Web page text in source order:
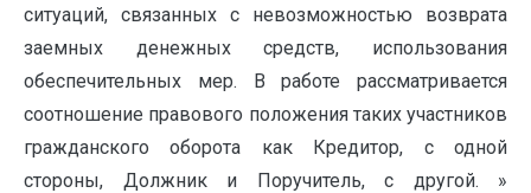
ситуаций, связанных с невозможностью возврата
заемных денежных средств, использования
обеспечительных мер. В работе рассматривается
соотношение правового положения таких участников
гражданского оборота как Кредитор, с одной
стороны, Должник и Поручитель, с другой. »